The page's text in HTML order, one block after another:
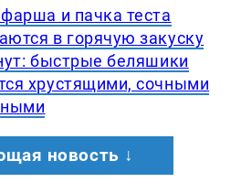
и пачка теста
в горячую закуску
быстрые беляшики
хрустящими, сочными
новость ↓